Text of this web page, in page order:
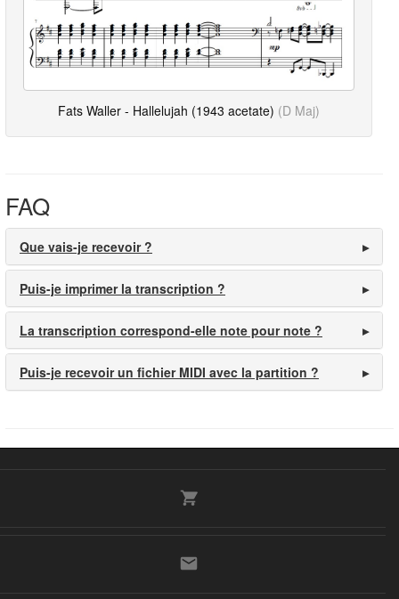
Fats Waller - Hallelujah (1943 acetate) (D Maj)
FAQ
Que vais-je recevoir ?
Puis-je imprimer la transcription ?
La transcription correspond-elle note pour note ?
Puis-je recevoir un fichier MIDI avec la partition ?